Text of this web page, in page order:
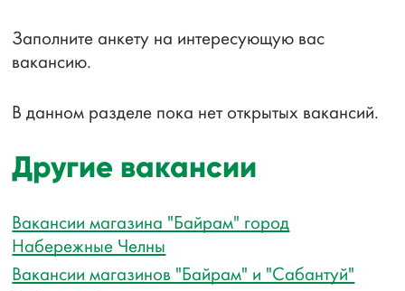
Заполните анкету на интересующую вас
вакансию.
В данном разделе пока нет открытых вакансий.
Другие вакансии
Вакансии магазина "Байрам" город
Набережные Челны
Вакансии магазинов "Байрам" и "Сабантуй"